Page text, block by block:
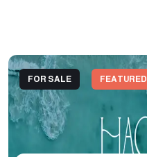
FEATURED
FOR SALE